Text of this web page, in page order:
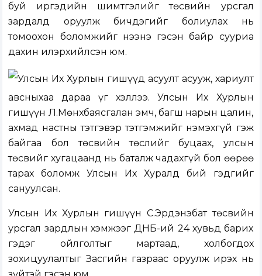
буй иргэдийн шимтгэлийг төсвийн урсгал
зардалд оруулж бичдэгийг болиулах нь
томоохон боломжийг нээнэ гэсэн байр сууриа
дахин илэрхийлсэн юм.
Улсын Их Хурлын гишүүд асуулт асууж, хариулт
авсныхаа дараа үг хэллээ. Улсын Их Хурлын
гишүүн Л.Мөнхбаясгалан эмч, багш нарын цалин,
ахмад настны тэтгэвэр тэтгэмжийг нэмэхгүй гэж
байгаа бол төсвийн төслийг буцаах, улсын
төсвийг хугацаанд нь баталж чадахгүй бол өөрөө
тарах боломж Улсын Их Хуралд бий гэдгийг
сануулсан.
Улсын Их Хурлын гишүүн С.Эрдэнэбат төсвийн
урсгал зардлын хэмжээг ДНБ-ий 24 хувьд барих
гэдэг ойлголтыг мартаад, холбогдох
зохицуулалтыг Засгийн газраас оруулж ирэх нь